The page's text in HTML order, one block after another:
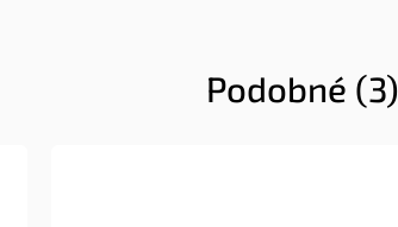
Podobné (3)